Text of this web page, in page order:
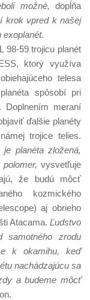
možné, dopĺňa
krok vpred k našej
exoplanét.
98-59 trojicu planét
ktorý využíva
telesa
spôsobí pri
Doplnením meraní
ďalšie planéty
trojice telies.
planéta zložená,
vysvetľuje
že budú môcť
kozmického
aj obrieho
Atacama. Ľudstvo
samotného zrodu
k okamihu, keď
nachádzajúcu sa
a budeme môcť